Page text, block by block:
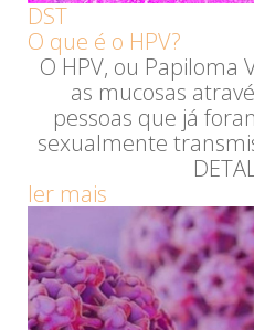
DST
O que é o HPV?
O HPV, ou Papiloma
as mucosas
pessoas que já
sexualmente
ler mais